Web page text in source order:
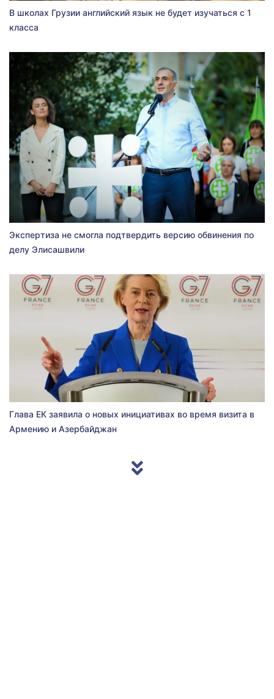
В школах Грузии английский язык не будет изучаться с 1
класса
Экспертиза не смогла подтвердить версию обвинения по
делу Элисашвили
Глава ЕК заявила о новых инициативах во время визита в
Армению и Азербайджан